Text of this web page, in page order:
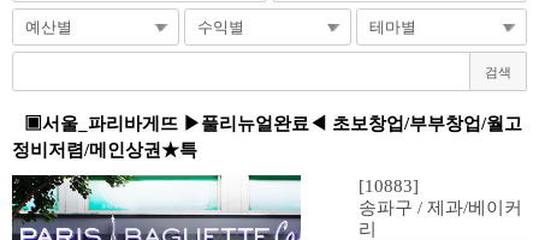
검색
▣서울_파리바게뜨 ▶풀리뉴얼완료◀ 초보창업/부부창업/월고
정비저렴/메인상권★특
[10883]
송파구 / 제과/베이커
리